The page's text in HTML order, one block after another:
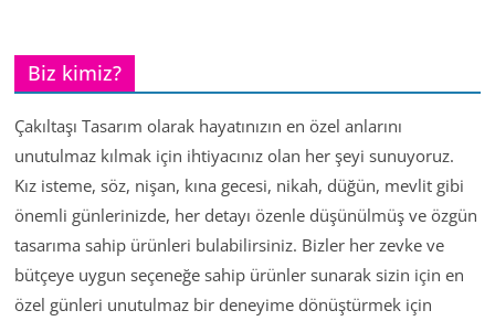
Biz kimiz?
Çakıltaşı Tasarım olarak hayatınızın en özel anlarını
unutulmaz kılmak için ihtiyacınız olan her şeyi sunuyoruz.
Kız isteme, söz, nişan, kına gecesi, nikah, düğün, mevlit gibi
önemli günlerinizde, her detayı özenle düşünülmüş ve özgün
tasarıma sahip ürünleri bulabilirsiniz. Bizler her zevke ve
bütçeye uygun seçeneğe sahip ürünler sunarak sizin için en
özel günleri unutulmaz bir deneyime dönüştürmek için